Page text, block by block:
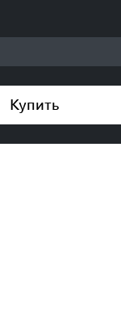
Купить